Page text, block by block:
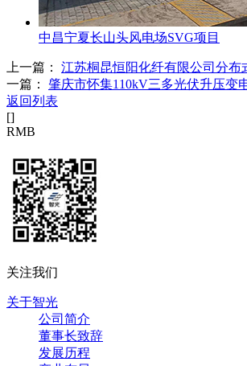
中昌宁夏长山头风电场SVG项目
上一篇： 江苏桐昆恒阳化纤有限公司分布
一篇： 肇庆市怀集110kV三多光伏升压变
返回列表
[]
RMB
关注我们
关于智光
公司简介
董事长致辞
发展历程